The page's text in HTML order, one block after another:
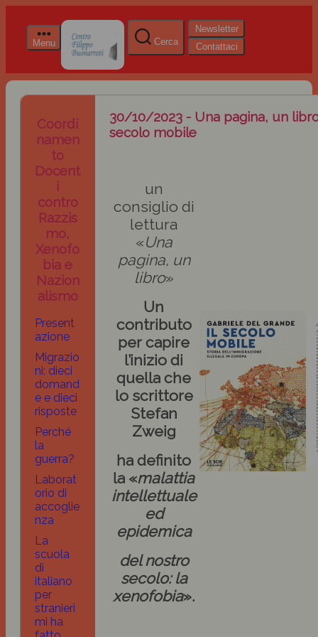
Menu Cerca
Newsletter
Contattaci
Coordi
namen
to
Docent
i
contro
Razzis
mo,
Xenofo
bia e
Nazion
alismo
Present
azione
Migrazio
ni: dieci
domand
e e dieci
risposte
Perché
la
guerra?
Laborat
orio di
accoglie
nza
La
scuola
di
italiano
per
stranieri
mi ha
30/10/2023 - Una pagina, un
secolo mobile
un
consiglio di
lettura
«Una
pagina, un
libro»
Un
contributo
per capire
l’inizio di
quella che
lo scrittore
Stefan
Zweig
ha definito
la «malattia
intellettuale
ed
epidemica
del nostro
secolo: la
xenofobia».